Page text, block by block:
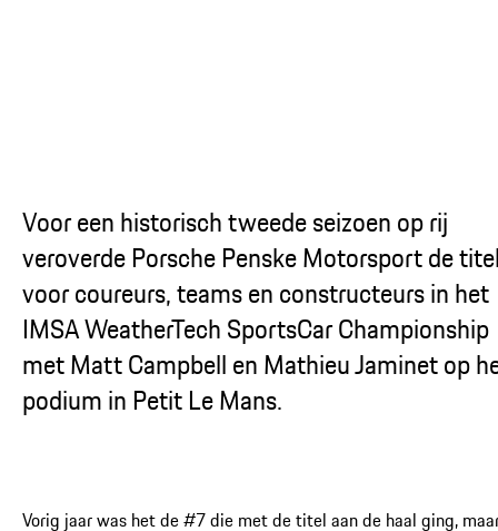
Voor een historisch tweede seizoen op rij
veroverde Porsche Penske Motorsport de
voor coureurs, teams en constructeurs in het
IMSA WeatherTech SportsCar Championship
met Matt Campbell en Mathieu Jaminet op
podium in Petit Le Mans.
Vorig jaar was het de #7 die met de titel aan de haal ging,